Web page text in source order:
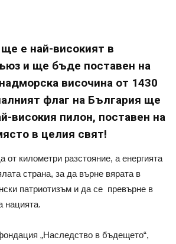
най-високият в
и ще бъде поставен на
височина от 1430
флаг на България ще
високия пилон, поставен на
в целия свят!
километри разстояние, а енергията
страна, за да върне вярата в
патриотизъм и да се превърне в
нацията.
„Наследство в бъдещето“,